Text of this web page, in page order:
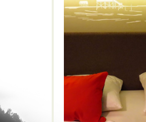
FAMILIEN
Dünen,Lifestyle
Promenade
St.
StrandGutResort,